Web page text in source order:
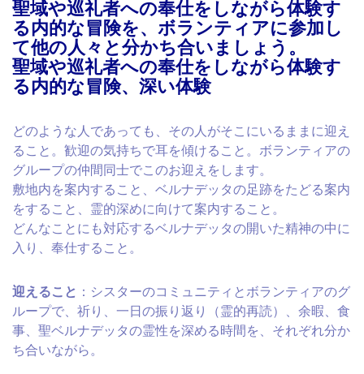
聖域や巡礼者への奉仕をしながら体験す
る内的な冒険を、ボランティアに参加し
て他の人々と分かち合いましょう。
聖域や巡礼者への奉仕をしながら体験す
る内的な冒険、深い体験
どのような人であっても、その人がそこにいるままに迎え
ること。歓迎の気持ちで耳を傾けること。ボランティアの
グループの仲間同士でこのお迎えをします。
敷地内を案内すること、ベルナデッタの足跡をたどる案内
をすること、霊的深めに向けて案内すること。
どんなことにも対応するベルナデッタの開いた精神の中に
入り、奉仕すること。
迎えること ：シスターのコミュニティとボランティアのグ
ループで、祈り、一日の振り返り（霊的再読）、余暇、食
事、聖ベルナデッタの霊性を深める時間を、それぞれ分か
ち合いながら。